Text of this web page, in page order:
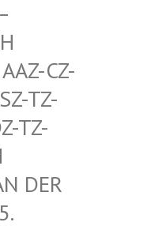
AAZ
OZ-
BE